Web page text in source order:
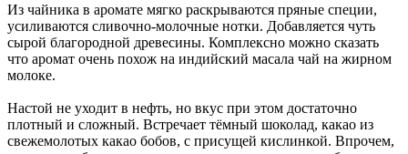
Из чайника в аромате мягко раскрываются пряные специи,
усиливаются сливочно-молочные нотки. Добавляется чуть
сырой благородной древесины. Комплексно можно сказать
что аромат очень похож на индийский масала чай на жирном
молоке.
Настой не уходит в нефть, но вкус при этом достаточно
плотный и сложный. Встречает тёмный шоколад, какао из
свежемолотых какао бобов, с присущей кислинкой. Впрочем,